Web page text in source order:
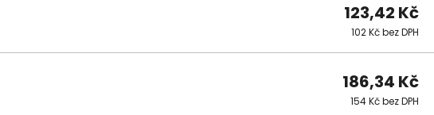
123,42 Kč
102 Kč bez DPH
186,34 Kč
154 Kč bez DPH